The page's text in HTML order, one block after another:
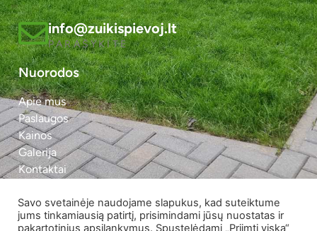
info@zuikispievoj.lt
PARAŠYKITE
Nuorodos
Apie mus
Paslaugos
Kainos
Galerija
Kontaktai
Mes facebook'e
Savo svetainėje naudojame slapukus, kad suteiktume
jums tinkamiausią patirtį, prisimindami jūsų nuostatas ir
pakartotinius apsilankymus. Spustelėdami „Priimti viską“